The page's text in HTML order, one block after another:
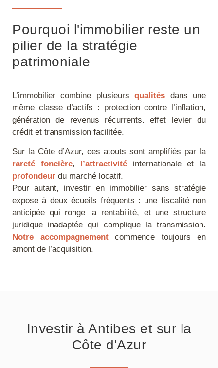
Pourquoi l'immobilier reste un
pilier de la stratégie
patrimoniale
L’immobilier combine plusieursqualités dans une
même classe d’actifs : protection contre l’inflation,
génération de revenus récurrents, effet levier du
crédit et transmission facilitée.
Sur la Côte d’Azur, ces atouts sont amplifiés par la
rareté foncière, l’attractivité
internationale et la
profondeur du marché locatif.
Pour autant, investir en immobilier sans stratégie
expose à deux écueils fréquents : une fiscalité non
anticipée qui ronge la rentabilité, et une structure
juridique inadaptée qui complique la transmission.
Notre
accompagnement
commence toujours en
amont de l’acquisition.
Investir à Antibes et sur la
Côte d'Azur